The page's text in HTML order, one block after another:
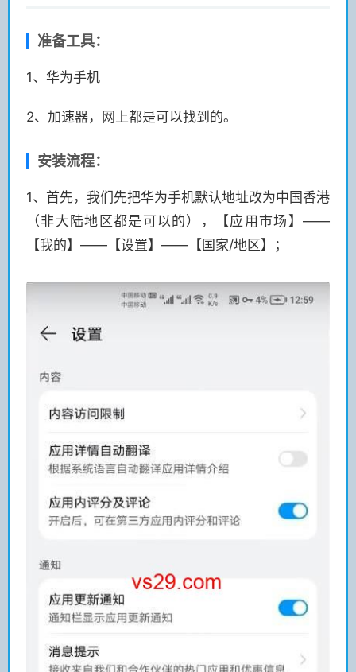
准备工具：
1、华为手机
2、加速器，网上都是可以找到的。
安装流程：
1、首先，我们先把华为手机默认地址改为中国香港
（非大陆地区都是可以的），【应用市场】——
【我的】——【设置】——【国家/地区】；